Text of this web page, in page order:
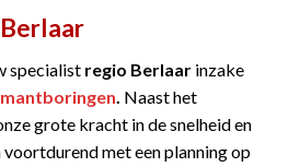
specialist regio Berlaar inzake
. Naast het
grote kracht in de snelheid en
met een planning op